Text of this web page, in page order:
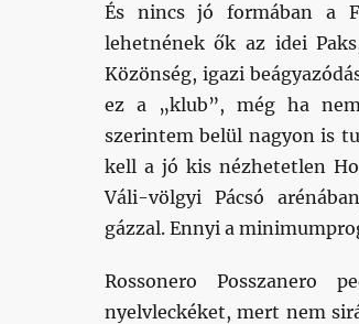
És nincs jó formában a
lehetnének ők az idei
Közönség, igazi
ez a „klub”, még ha
szerintem belül nagyon is
kell a jó kis nézhetetlen
Váli-völgyi Pácsó
gázzal. Ennyi a
Rossonero Posszanero
nyelvleckéket, mert nem